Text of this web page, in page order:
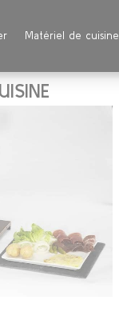
Matériel de cuisine